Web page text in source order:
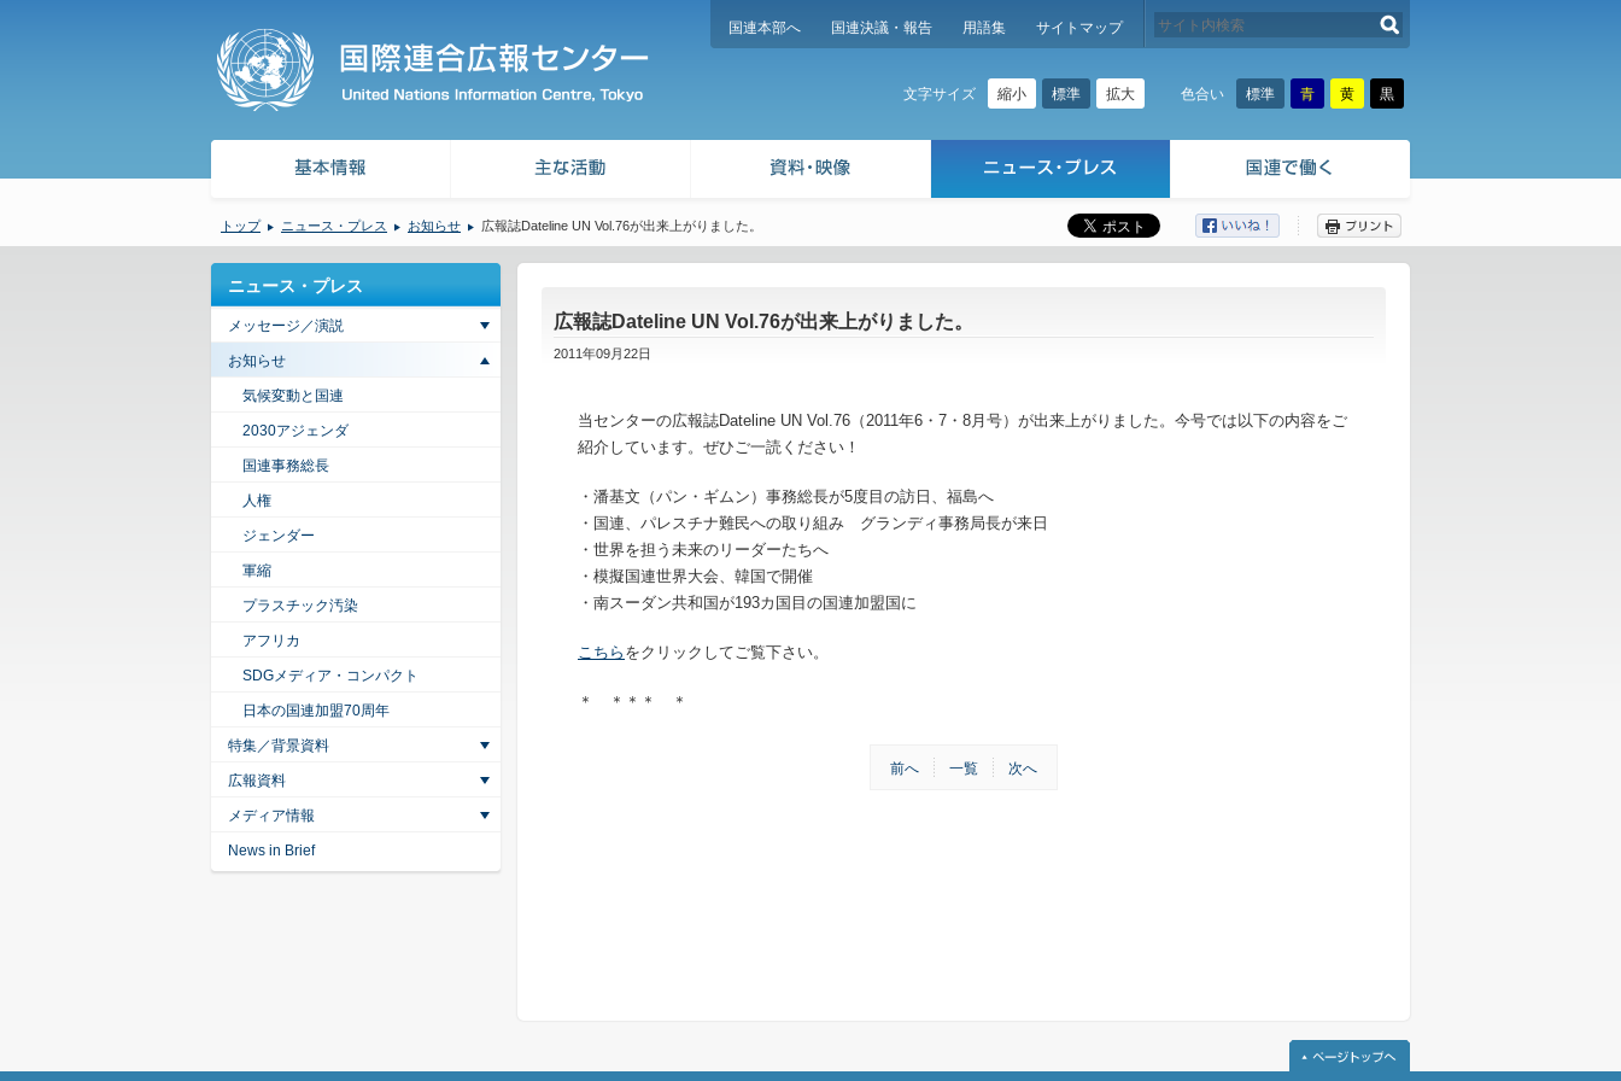
国連本部へ 国連決議・報告 用語集 サイトマップ
文字サイズ 縮小 標準 拡大 色合い 標準 青 黄 黒
トップ ニュース・プレス お知らせ 広報誌Dateline UN Vol.76が出来上がりました。
広報誌Dateline UN Vol.76が出来上がりました。
2011年09月22日
当センターの広報誌Dateline UN Vol.76（2011年6・7・8月号）が出来上がりました。今号では以下の内容をご
紹介しています。ぜひご一読ください！
・潘基文（パン・ギムン）事務総長が5度目の訪日、福島へ
・国連、パレスチナ難民への取り組み グランディ事務局長が来日
・世界を担う未来のリーダーたちへ
・模擬国連世界大会、韓国で開催
・南スーダン共和国が193カ国目の国連加盟国に
こちら をクリックしてご覧下さい。
＊ ＊＊＊ ＊
前へ 一覧 次へ
ニュース・プレス
メッセージ／演説
お知らせ
気候変動と国連
2030アジェンダ
国連事務総長
人権
ジェンダー
軍縮
プラスチック汚染
アフリカ
SDGメディア・コンパクト
日本の国連加盟70周年
特集／背景資料
広報資料
メディア情報
News in Brief